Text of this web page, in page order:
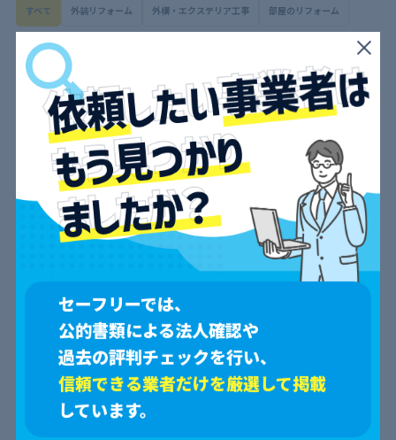
すべて 外装リフォーム 外構・エクステリア工事 部屋のリフォーム
仕上がりは満足
3.0
雨漏りが気になっていたベランダの防水工事を依頼しまし
た。防水層の補修とコーティングを丁寧に行ってもらい、こ
れで安心して雨の日を迎えられます。ただ、施工中の説明が
少し分かりにくかった部分があり、不安になる場面もありま
した。
美しい外観に大満足
5.0
セーフリーでは、
公的書類による法人確認や
過去の評判チェックを行い、
信頼できる業者だけを厳選して掲載
しています。